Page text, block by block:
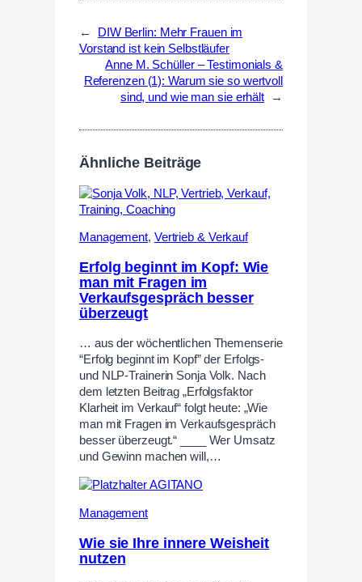
←
DIW Berlin: Mehr Frauen im
Vorstand ist kein Selbstläufer
Anne M. Schüller – Testimonials &
Referenzen (1): Warum sie so wertvoll
sind, und wie man sie erhält
→
Ähnliche Beiträge
Management, Vertrieb & Verkauf
Erfolg beginnt im Kopf: Wie
man mit Fragen im
Verkaufsgespräch besser
überzeugt
… aus der wöchentlichen Themenserie
“Erfolg beginnt im Kopf” der Erfolgs-
und NLP-Trainerin Sonja Volk. Nach
dem letzten Beitrag „Erfolgsfaktor
Klarheit im Verkauf“ folgt heute: „Wie
man mit Fragen im Verkaufsgespräch
besser überzeugt.“ ____ Wer Umsatz
und Gewinn machen will,…
Management
Wie sie Ihre innere Weisheit
nutzen